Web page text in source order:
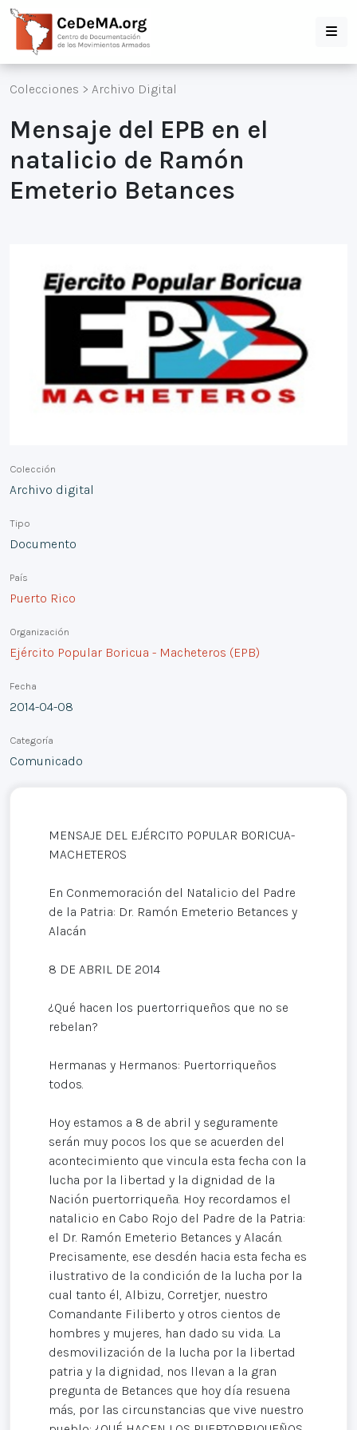
Colecciones > Archivo Digital
Mensaje del EPB en el
natalicio de Ramón
Emeterio Betances
Colección
Archivo digital
Tipo
Documento
País
Puerto Rico
Organización
Ejército Popular Boricua - Macheteros (EPB)
Fecha
2014-04-08
Categoría
Comunicado
MENSAJE DEL EJÉRCITO POPULAR BORICUA-
MACHETEROS
En Conmemoración del Natalicio del Padre
de la Patria: Dr. Ramón Emeterio Betances y
Alacán
8 DE ABRIL DE 2014
¿Qué hacen los puertorriqueños que no se
rebelan?
Hermanas y Hermanos: Puertorriqueños
todos.
Hoy estamos a 8 de abril y seguramente
serán muy pocos los que se acuerden del
acontecimiento que vincula esta fecha con la
lucha por la libertad y la dignidad de la
Nación puertorriqueña. Hoy recordamos el
natalicio en Cabo Rojo del Padre de la Patria:
el Dr. Ramón Emeterio Betances y Alacán.
Precisamente, ese desdén hacia esta fecha es
ilustrativo de la condición de la lucha por la
cual tanto él, Albizu, Corretjer, nuestro
Comandante Filiberto y otros cientos de
hombres y mujeres, han dado su vida. La
desmovilización de la lucha por la libertad
patria y la dignidad, nos llevan a la gran
pregunta de Betances que hoy día resuena
más, por las circunstancias que vive nuestro